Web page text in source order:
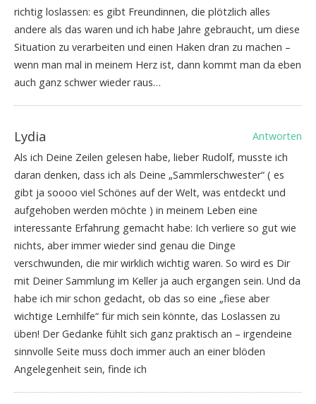
richtig loslassen: es gibt Freundinnen, die plötzlich alles
andere als das waren und ich habe Jahre gebraucht, um diese
Situation zu verarbeiten und einen Haken dran zu machen –
wenn man mal in meinem Herz ist, dann kommt man da eben
auch ganz schwer wieder raus…
Lydia
Antworten
Als ich Deine Zeilen gelesen habe, lieber Rudolf, musste ich
daran denken, dass ich als Deine „Sammlerschwester“ ( es
gibt ja soooo viel Schönes auf der Welt, was entdeckt und
aufgehoben werden möchte ) in meinem Leben eine
interessante Erfahrung gemacht habe: Ich verliere so gut wie
nichts, aber immer wieder sind genau die Dinge
verschwunden, die mir wirklich wichtig waren. So wird es Dir
mit Deiner Sammlung im Keller ja auch ergangen sein. Und da
habe ich mir schon gedacht, ob das so eine „fiese aber
wichtige Lernhilfe“ für mich sein könnte, das Loslassen zu
üben! Der Gedanke fühlt sich ganz praktisch an – irgendeine
sinnvolle Seite muss doch immer auch an einer blöden
Angelegenheit sein, finde ich